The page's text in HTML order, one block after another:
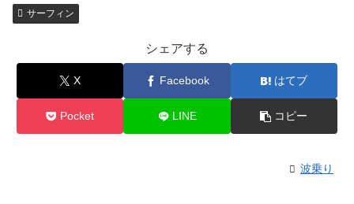
サーフィン
シェアする
X Facebook はてブ
Pocket LINE コピー
波乗り